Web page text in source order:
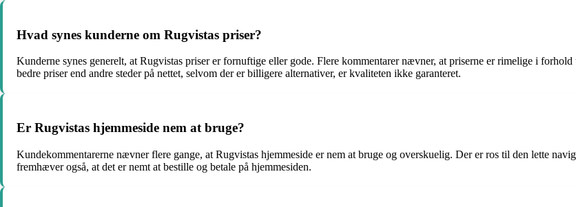
Hvad synes kunderne om Rugvistas priser?
Kunderne synes generelt, at Rugvistas priser er fornuftige eller gode. Flere kommentarer nævner, at priserne er rimelige i
bedre priser end andre steder på nettet, selvom der er billigere alternativer, er kvaliteten ikke garanteret.
Er Rugvistas hjemmeside nem at bruge?
Kundekommentarerne nævner flere gange, at Rugvistas hjemmeside er nem at bruge og overskuelig. Der er ros til den lette
fremhæver også, at det er nemt at bestille og betale på hjemmesiden.